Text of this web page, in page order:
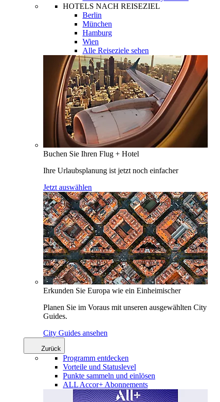
HOTELS NACH REISEZIEL
Berlin
München
Hamburg
Wien
Alle Reiseziele sehen
Buchen Sie Ihren Flug + Hotel
Ihre Urlaubsplanung ist jetzt noch einfacher
Jetzt auswählen
Erkunden Sie Europa wie ein Einheimischer
Planen Sie im Voraus mit unseren ausgewählten City
Guides.
City Guides ansehen
Zurück
Programm entdecken
Vorteile und Statuslevel
Punkte sammeln und einlösen
ALL Accor+ Abonnements